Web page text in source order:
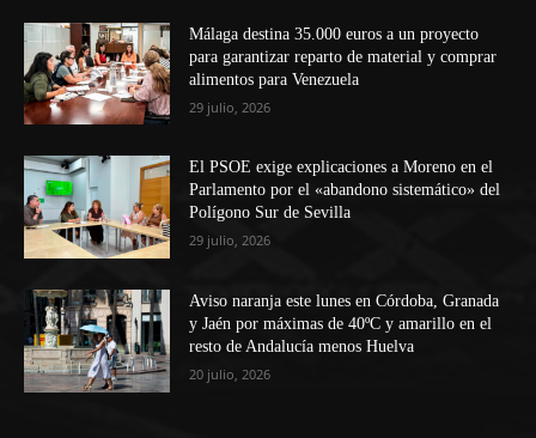
Málaga destina 35.000 euros a un proyecto
para garantizar reparto de material y comprar
alimentos para Venezuela
29 julio, 2026
El PSOE exige explicaciones a Moreno en el
Parlamento por el «abandono sistemático» del
Polígono Sur de Sevilla
29 julio, 2026
Aviso naranja este lunes en Córdoba, Granada
y Jaén por máximas de 40ºC y amarillo en el
resto de Andalucía menos Huelva
20 julio, 2026